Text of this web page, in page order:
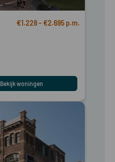
€1.228 - €2.695
Bekijk woningen